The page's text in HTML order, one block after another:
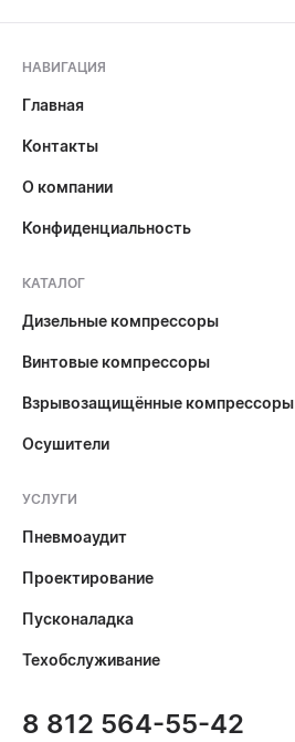
НАВИГАЦИЯ
Главная
Контакты
О компании
Конфиденциальность
КАТАЛОГ
Дизельные компрессоры
Винтовые компрессоры
Взрывозащищённые компрессоры
Осушители
УСЛУГИ
Пневмоаудит
Проектирование
Пусконаладка
Техобслуживание
8 812 564-55-42